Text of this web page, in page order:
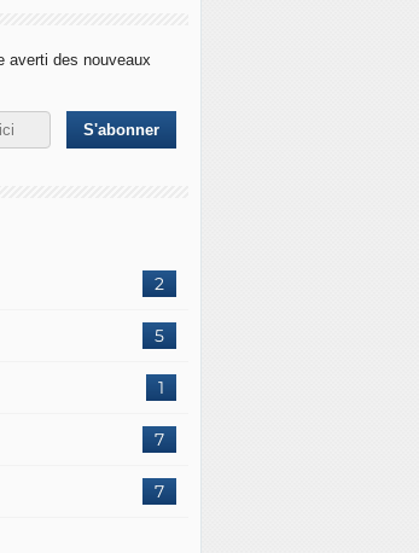
averti des nouveaux
2
5
1
7
7